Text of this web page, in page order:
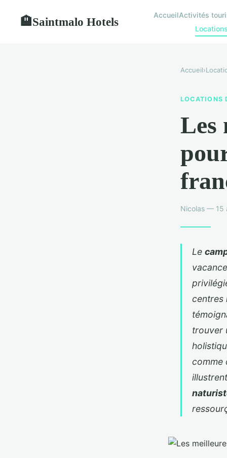
🏨Saintmalo Hotels AccueilActivités
Accueil›
LOCATIONS
Les
Nicolas — 15
Le
centres
trouver
comme